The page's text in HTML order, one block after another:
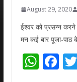
August 29, 2020
ईश्वर को प्रसन्न करने
मन कई बार पूजा-पाठ
W F